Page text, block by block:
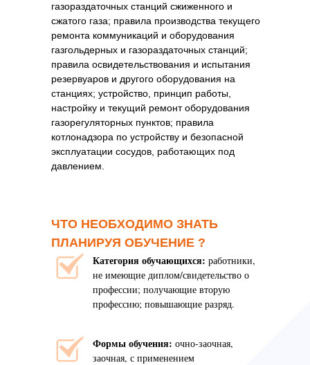
газораздаточных станций сжиженного и
сжатого газа; правила производства текущего
ремонта коммуникаций и оборудования
газгольдерных и газораздаточных станций;
правила освидетельствования и испытания
резервуаров и другого оборудования на
станциях; устройство, принцип работы,
настройку и текущий ремонт оборудования
газорегуляторных пунктов; правила
котлонадзора по устройству и безопасной
эксплуатации сосудов, работающих под
давлением.
ЧТО НЕОБХОДИМО ЗНАТЬ
ПЛАНИРУЯ ОБУЧЕНИЕ ?
Категория обучающихся: работники,
не имеющие диплом/свидетельство о
профессии; получающие вторую
профессию; повышающие разряд.
Формы обучения: очно-заочная,
заочная, с применением